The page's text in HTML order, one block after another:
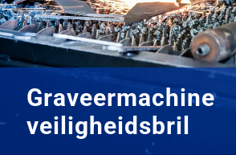
Graveermachine
veiligheidsbril